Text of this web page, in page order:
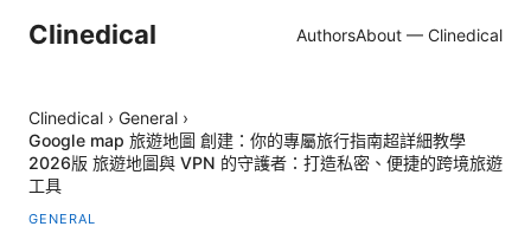
Clinedical AuthorsAbout — Clinedical
Clinedical › General ›
Google map 旅遊地圖 創建：你的專屬旅行指南超詳細教學
2026版 旅遊地圖與 VPN 的守護者：打造私密、便捷的跨境旅遊
工具
GENERAL